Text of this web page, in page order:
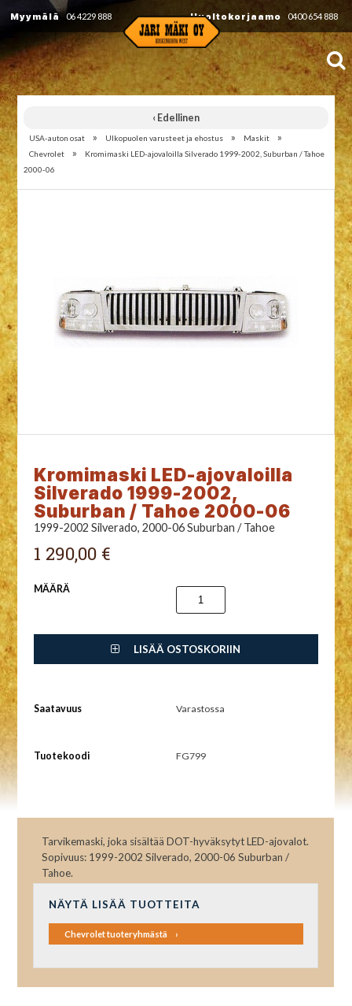
Myymälä 06 4229 888 Huoltokorjaamo 0400 654 888
‹ Edellinen
USA-auton osat » Ulkopuolen varusteet ja ehostus » Maskit »
Chevrolet »
Kromimaski LED-ajovaloilla Silverado 1999-2002, Suburban / Tahoe
2000-06
Kromimaski LED-ajovaloilla
Silverado 1999-2002,
Suburban / Tahoe 2000-06
1999-2002 Silverado, 2000-06 Suburban / Tahoe
1 290,00 €
MÄÄRÄ
LISÄÄ OSTOSKORIIN
Saatavuus Varastossa
Tuotekoodi FG799
Tarvikemaski, joka sisältää DOT-hyväksytyt LED-ajovalot.
Sopivuus: 1999-2002 Silverado, 2000-06 Suburban /
Tahoe.
NÄYTÄ LISÄÄ TUOTTEITA
Chevrolet tuoteryhmästä